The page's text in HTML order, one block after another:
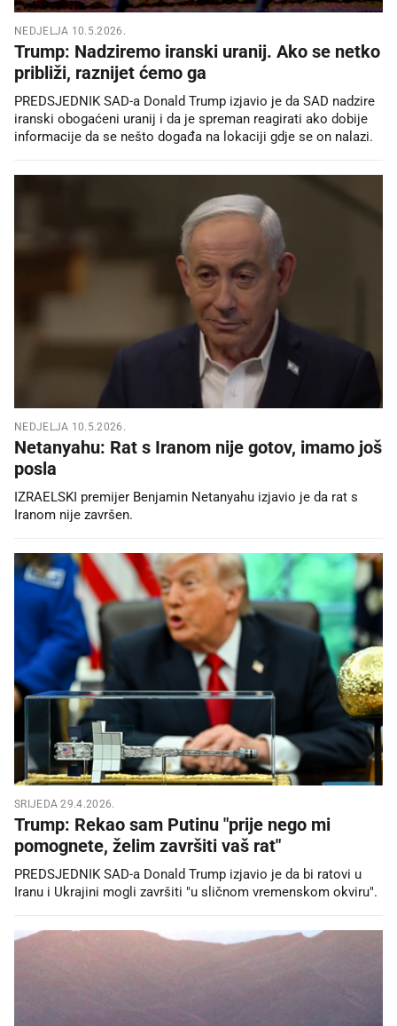
NEDJELJA 10.5.2026.
Trump: Nadziremo iranski uranij. Ako se netko
približi, raznijet ćemo ga
PREDSJEDNIK SAD-a Donald Trump izjavio je da SAD nadzire
iranski obogaćeni uranij i da je spreman reagirati ako dobije
informacije da se nešto događa na lokaciji gdje se on nalazi.
NEDJELJA 10.5.2026.
Netanyahu: Rat s Iranom nije gotov, imamo još
posla
IZRAELSKI premijer Benjamin Netanyahu izjavio je da rat s
Iranom nije završen.
SRIJEDA 29.4.2026.
Trump: Rekao sam Putinu "prije nego mi
pomognete, želim završiti vaš rat"
PREDSJEDNIK SAD-a Donald Trump izjavio je da bi ratovi u
Iranu i Ukrajini mogli završiti "u sličnom vremenskom okviru".